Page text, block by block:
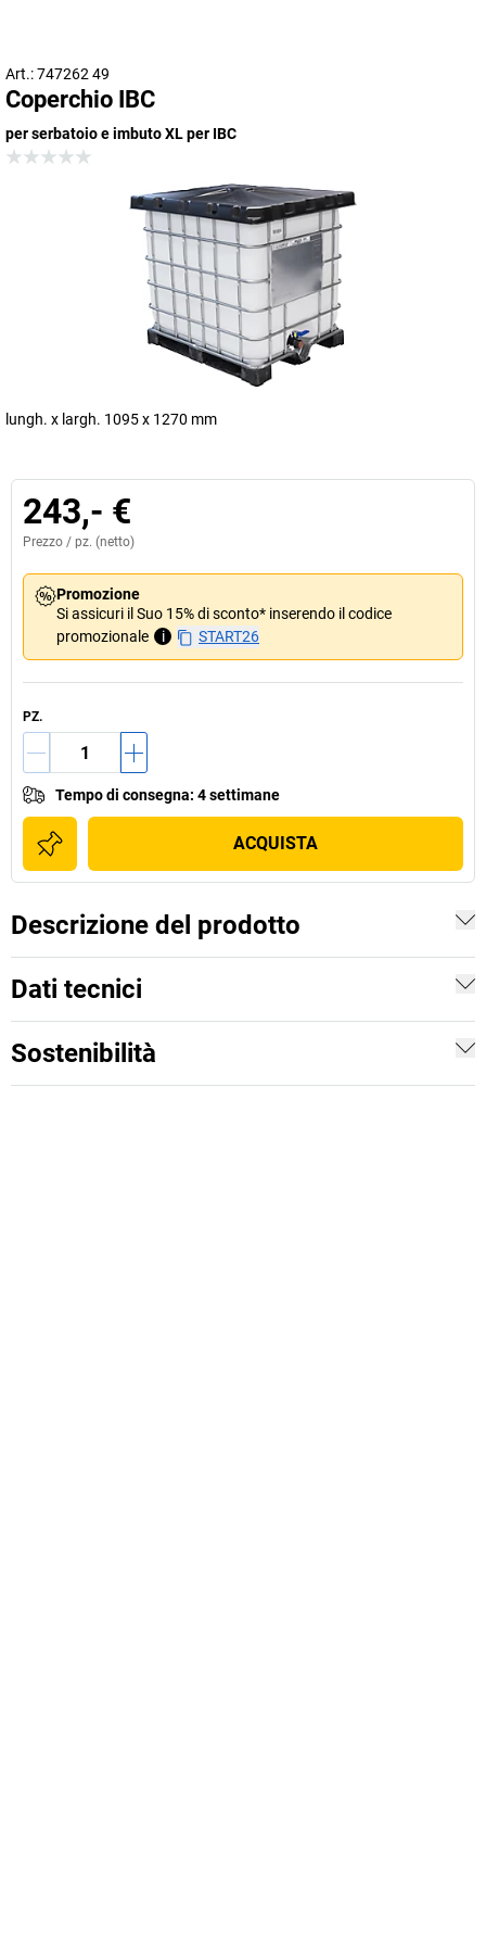
Art.: 747262 49
Coperchio IBC
per serbatoio e imbuto XL per IBC
lungh. x largh. 1095 x 1270 mm
243,- €
Prezzo / pz. (netto)
Promozione
Si assicuri il Suo 15% di sconto* inserendo il codice
promozionale
i START26
PZ.
Tempo di consegna: 4 settimane
ACQUISTA
Descrizione del prodotto
Dati tecnici
Sostenibilità